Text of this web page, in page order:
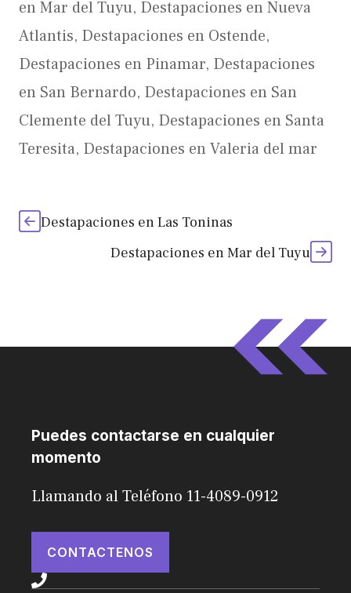
en Mar del Tuyu, Destapaciones en Nueva
Atlantis, Destapaciones en Ostende,
Destapaciones en Pinamar, Destapaciones
en San Bernardo, Destapaciones en San
Clemente del Tuyu, Destapaciones en Santa
Teresita, Destapaciones en Valeria del mar
Destapaciones en Las Toninas
Destapaciones en Mar del Tuyu
Puedes contactarse en cualquier
momento
Llamando al Teléfono 11-4089-0912
CONTACTENOS